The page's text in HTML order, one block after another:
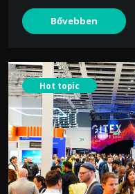
Bővebben
Hot topic